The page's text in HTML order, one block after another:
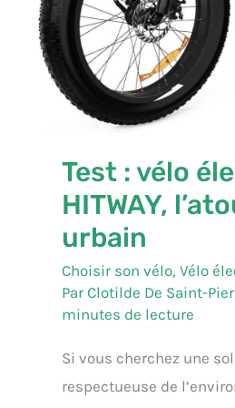
Test : vélo
HITWAY,
urbain
Choisir son vélo, Vélo
ParClotilde De Saint-
minutes de lecture
Si vous cherchez une
respectueuse de